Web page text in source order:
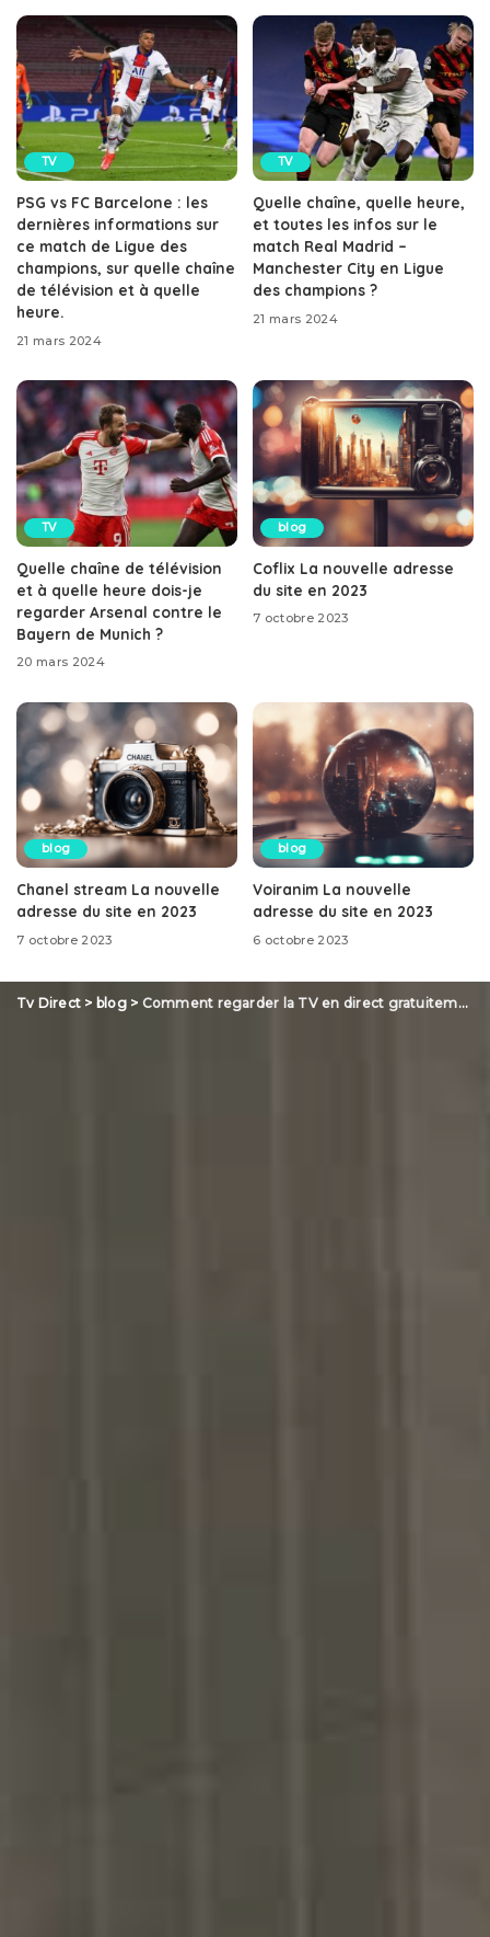
TV
PSG vs FC Barcelone : les
dernières informations sur
ce match de Ligue des
champions, sur quelle chaîne
de télévision et à quelle
heure.
21 mars 2024
TV
Quelle chaîne, quelle heure,
et toutes les infos sur le
match Real Madrid –
Manchester City en Ligue
des champions ?
21 mars 2024
TV
Quelle chaîne de télévision
et à quelle heure dois-je
regarder Arsenal contre le
Bayern de Munich ?
20 mars 2024
blog
Coflix La nouvelle adresse
du site en 2023
7 octobre 2023
blog
Chanel stream La nouvelle
adresse du site en 2023
7 octobre 2023
blog
Voiranim La nouvelle
adresse du site en 2023
6 octobre 2023
Tv Direct > blog> Comment regarder la TV en direct gratuitement sur internet sans inscription ?